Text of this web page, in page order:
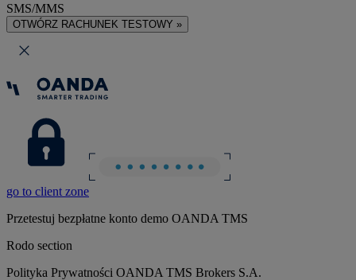
SMS/MMS
OTWÓRZ RACHUNEK TESTOWY »
go to client zone
Przetestuj bezpłatne konto demo OANDA TMS
Rodo section
Polityka Prywatności OANDA TMS Brokers S.A.